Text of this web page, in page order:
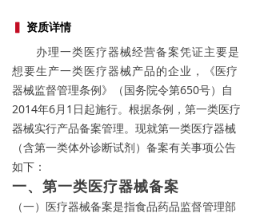
资质详情
办理一类医疗器械经营备案凭证主要是
想要生产一类医疗器械产品的企业，
《医疗
器械监督管理条例》（国务院令第650号）自
2014年6月1日起施行。根据条例，第一类医疗
器械实行产品备案管理。现就第一类医疗器械
（含第一类体外诊断试剂）备案有关事项公告
如下：
一、第一类医疗器械备案
（一）医疗器械备案是指食品药品监督管理部